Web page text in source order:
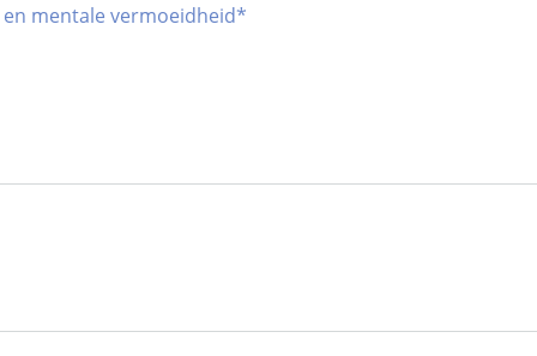
mentale vermoeidheid*